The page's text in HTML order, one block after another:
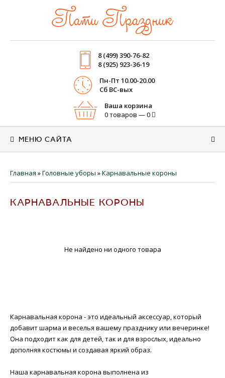
Пати Праздник
8 (499) 390-76-82
8 (925) 923-36-19
Пн-Пт 10.00-20.00
Cб ВС-вых
Ваша корзина
0 товаров — 0
МЕНЮ САЙТА
Главная »Головные уборы »Карнавальные короны
КАРНАВАЛЬНЫЕ КОРОНЫ
Не найдено ни одного товара
Карнавальная корона - это идеальный аксессуар, который
добавит шарма и веселья вашему празднику или вечеринке!
Она подходит как для детей, так и для взрослых, идеально
дополняя костюмы и создавая яркий образ.
Наша карнавальная корона выполнена из